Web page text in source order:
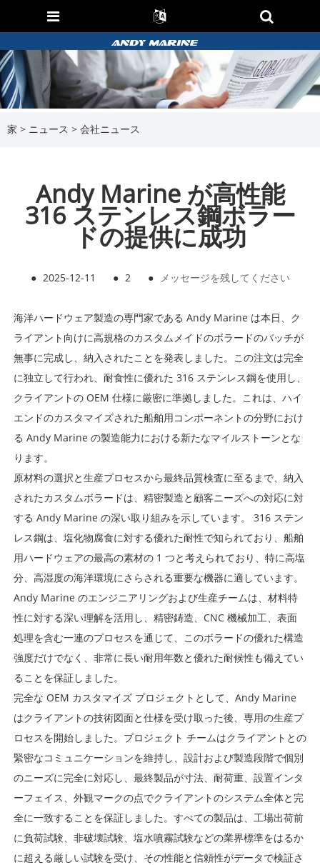
家 > ニュース > 会社ニュース
Andy Marine が高性能
316 ステンレス鋼ボラー
ドの提供に成功
● 2025-12-11 ● 2 ● メッセージを残してください
海洋ハードウェア製造の専門家である Andy Marine は本日、ク
ライアント向けに高規格のカスタムメイドのボラードのバッチが
無事に完成し、納入されたことを発表しました。この注文は完全
に独立して行われ、耐食性に優れた 316 ステンレス鋼を使用し、
クライアントの OEM 仕様に厳密に準拠しました。これは、ハイ
エンドのカスタマイズされた船舶用コンポーネントの分野におけ
る Andy Marine の製造能力における新たなマイルストーンとな
ります。
原材料の選択と生産プロセスから最終品質検査に至るまで、納入
されたカスタムボラードは、精密製造と顧客ニーズへの対応に対
する Andy Marine の深い取り組みを示しています。 316 ステン
レス鋼は、塩化物腐食に対する優れた耐性で知られており、船舶
用ハードウェアの最高の素材の 1 つと考えられており、特に高塩
分、高湿度の海洋環境にさらされる重要な機器に適しています。
Andy Marine のエンジニアリングおよび生産チームは、材料特
性に対する深い理解を活用し、精密鋳造、CNC 機械加工、表面
処理を含む一連のプロセスを通じて、このボラードの優れた構造
強度だけでなく、非常に長い耐用年数と優れた耐候性も備えてい
ることを保証しました。
完全な OEM カスタマイズ プロジェクトとして、Andy Marine
はクライアントの技術図面と仕様を受け取った後、専用の生産プ
ロセスを開始しました。プロジェクト チームはクライアントとの
緊密なコミュニケーションを維持し、設計および製造段階で個別
のニーズに完全に対応し、最終製品が寸法、耐荷重、設置インタ
ーフェイス、外観マークの点でクライアントのシステム全体と完
全に一致することを保証しました。すべての製品は、工場出荷前
に負荷試験、非破壊試験、塩水噴霧試験などの業界標準をはるか
に超える厳しい試験を受け、その性能と信頼性がデータで検証さ